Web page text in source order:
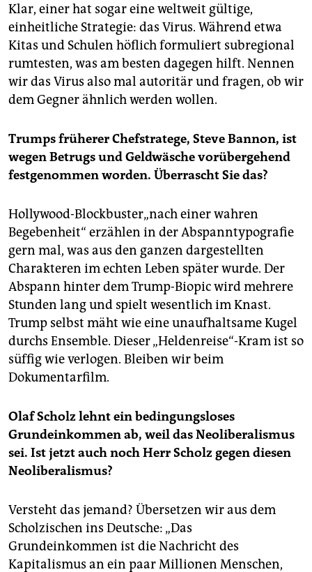
Klar, einer hat sogar eine weltweit gültige,
einheitliche Strategie: das Virus. Während etwa
Kitas und Schulen höflich formuliert subregional
rumtesten, was am besten dagegen hilft. Nennen
wir das Virus also mal autoritär und fragen, ob wir
dem Gegner ähnlich werden wollen.
Trumps früherer Chefstratege, Steve Bannon, ist
wegen Betrugs und Geldwäsche vorübergehend
festgenommen worden. Überrascht Sie das?
Hollywood-Blockbuster „nach einer wahren
Begebenheit“ erzählen in der Abspanntypografie
gern mal, was aus den ganzen dargestellten
Charakteren im echten Leben später wurde. Der
Abspann hinter dem Trump-Biopic wird mehrere
Stunden lang und spielt wesentlich im Knast.
Trump selbst mäht wie eine unaufhaltsame Kugel
durchs Ensemble. Dieser „Heldenreise“-Kram ist so
süffig wie verlogen. Bleiben wir beim
Dokumentarfilm.
Olaf Scholz lehnt ein bedingungsloses
Grundeinkommen ab, weil das Neoliberalismus
sei. Ist jetzt auch noch Herr Scholz gegen diesen
Neoliberalismus?
Versteht das jemand? Übersetzen wir aus dem
Scholzischen ins Deutsche: „Das
Grundeinkommen ist die Nachricht des
Kapitalismus an ein paar Millionen Menschen,